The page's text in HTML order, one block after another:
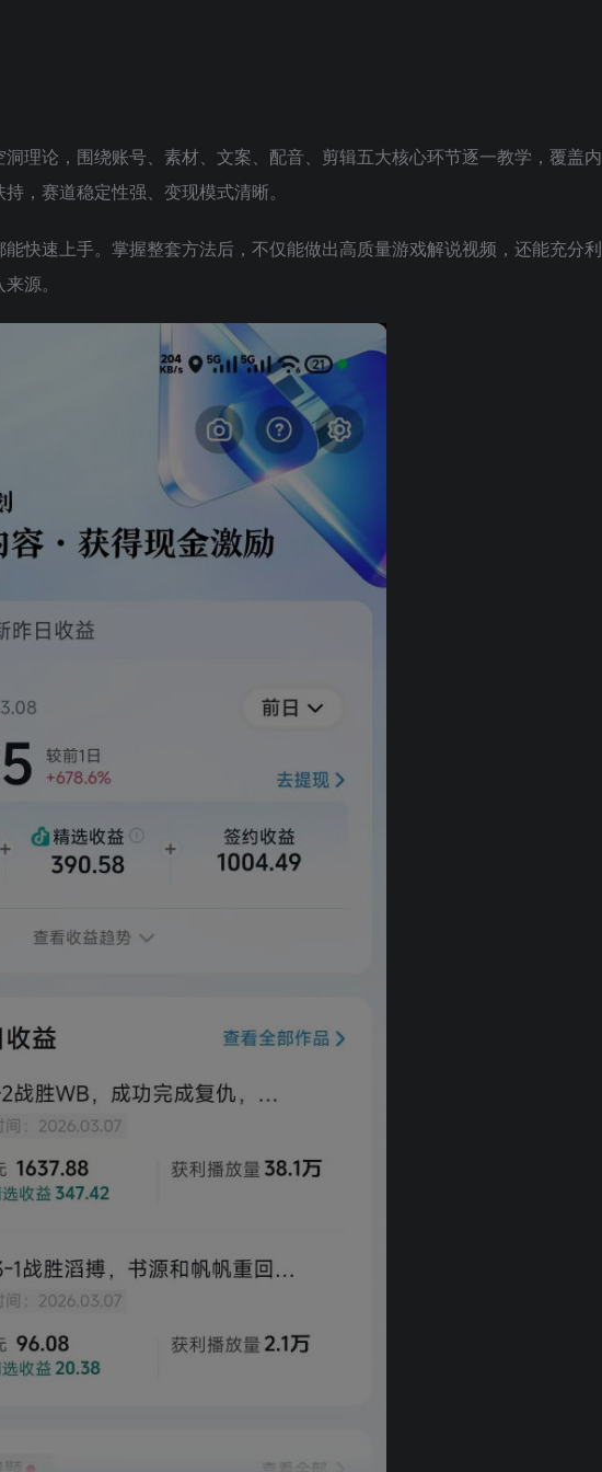
理论，围绕账号、素材、文案、配音、剪辑五大核心环节逐一教学，覆盖内
，赛道稳定性强、变现模式清晰。
快速上手。掌握整套方法后，不仅能做出高质量游戏解说视频，还能充分利
源。